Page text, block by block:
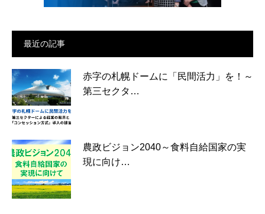
最近の記事
赤字の札幌ドームに「民間活力」を！～
第三セクタ…
農政ビジョン2040～食料自給国家の実
現に向け…